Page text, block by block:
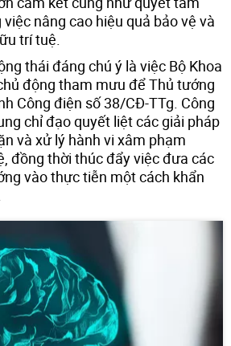
nâng cao hiệu quả bảo vệ và
trí tuệ.
thái đáng chú ý là việc Bộ Khoa
động tham mưu để Thủ tướng
Công điện số 38/CĐ-TTg. Công
chỉ đạo quyết liệt các giải pháp
và xử lý hành vi xâm phạm
đồng thời thúc đẩy việc đưa các
vào thực tiễn một cách khẩn